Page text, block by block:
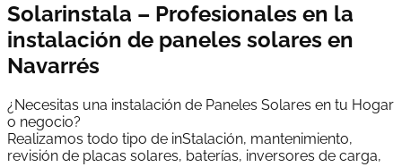
Solarinstala – Profesionales en la
instalación de paneles solares en
Navarrés
¿Necesitas una instalación de Paneles Solares en tu Hogar
o negocio?
Realizamos todo tipo de inStalación, mantenimiento,
revisión de placas solares, baterías, inversores de carga,